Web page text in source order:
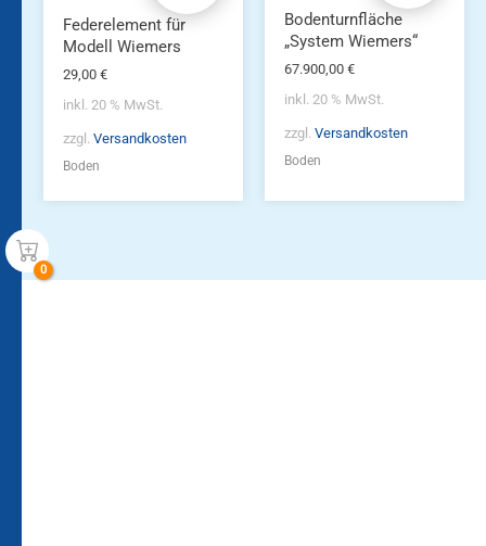
Federelement für
Modell Wiemers
29,00 €
inkl. 20 % MwSt.
zzgl. Versandkosten
Boden
Bodenturnfläche
„System Wiemers“
67.900,00 €
inkl. 20 % MwSt.
zzgl. Versandkosten
Boden